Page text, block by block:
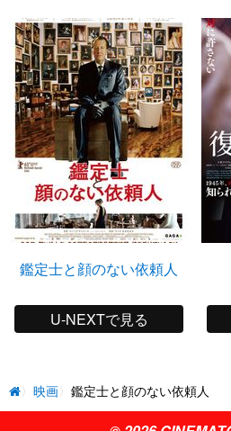
鑑定士と顔のない依頼人
U-NEXTで見る
映画 鑑定士と顔のない依頼人